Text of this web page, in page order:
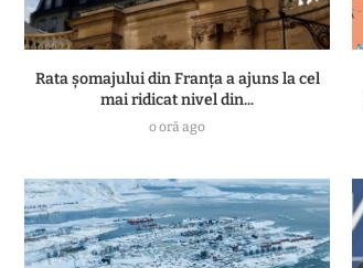
Rata șomajului din Franța a ajuns la cel
mai ridicat nivel din...
o oră ago